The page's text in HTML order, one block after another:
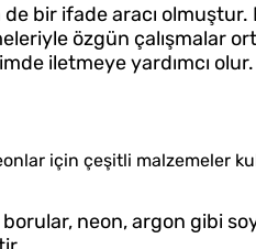
de bir ifade aracı
özgün çalışmalar
iletmeye yardımcı olur.
için çeşitli malzemeler
neon, argon gibi